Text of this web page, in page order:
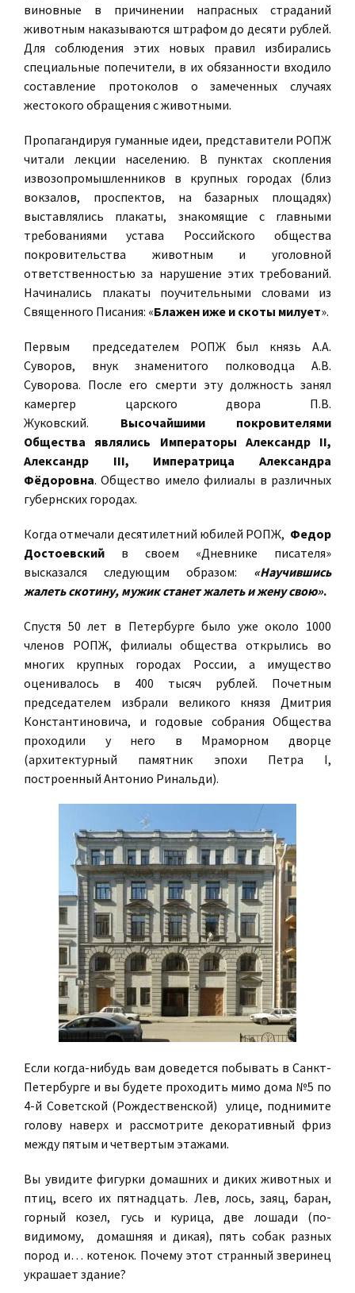
виновные в причинении напрасных страданий
животным наказываются штрафом до десяти рублей.
Для соблюдения этих новых правил избирались
специальные попечители, в их обязанности входило
составление протоколов о замеченных случаях
жестокого обращения с животными.
Пропагандируя гуманные идеи, представители РОПЖ
читали лекции населению. В пунктах скопления
извозопромышленников в крупных городах (близ
вокзалов, проспектов, на базарных площадях)
выставлялись плакаты, знакомящие с главными
требованиями устава Российского общества
покровительства животным и уголовной
ответственностью за нарушение этих требований.
Начинались плакаты поучительными словами из
Священного Писания: «Блажен иже и скоты милует».
Первым председателем РОПЖ был князь А.А.
Суворов, внук знаменитого полководца А.В.
Суворова. После его смерти эту должность занял
камергер царского двора П.В.
Жуковский. Высочайшими покровителями
Общества являлись Императоры Александр II,
Александр III, Императрица Александра
Фёдоровна. Общество имело филиалы в различных
губернских городах.
Когда отмечали десятилетний юбилей РОПЖ, Федор
Достоевский в своем «Дневнике писателя»
высказался следующим образом: «Научившись
жалеть скотину, мужик станет жалеть и жену свою».
Спустя 50 лет в Петербурге было уже около 1000
членов РОПЖ, филиалы общества открылись во
многих крупных городах России, а имущество
оценивалось в 400 тысяч рублей. Почетным
председателем избрали великого князя Дмитрия
Константиновича, и годовые собрания Общества
проходили у него в Мраморном дворце
(архитектурный памятник эпохи Петра I,
построенный Антонио Ринальди).
Если когда-нибудь вам доведется побывать в Санкт-
Петербурге и вы будете проходить мимо дома №5 по
4-й Советской (Рождественской) улице, поднимите
голову наверх и рассмотрите декоративный фриз
между пятым и четвертым этажами.
Вы увидите фигурки домашних и диких животных и
птиц, всего их пятнадцать. Лев, лось, заяц, баран,
горный козел, гусь и курица, две лошади (по-
видимому, домашняя и дикая), пять собак разных
пород и… котенок. Почему этот странный зверинец
украшает здание?